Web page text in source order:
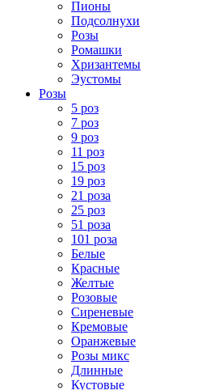
Пионы
Подсолнухи
Розы
Ромашки
Хризантемы
Эустомы
Розы
5 роз
7 роз
9 роз
11 роз
15 роз
19 роз
21 роза
25 роз
51 роза
101 роза
Белые
Красные
Желтые
Розовые
Сиреневые
Кремовые
Оранжевые
Розы микс
Длинные
Кустовые